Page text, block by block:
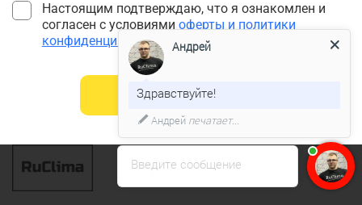
Настоящим подтверждаю, что я ознакомлен и
согласен с условиями оферты и политики
конфиденциальности *
Отправить
Введите сообщение
Андрей
Здравствуйте!
Андрей печатает...